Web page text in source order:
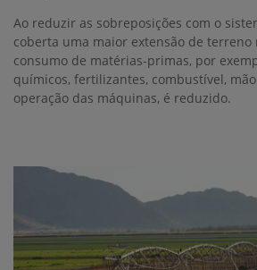
Ao reduzir as sobreposições com o
coberta uma maior extensão de terreno
consumo de matérias-primas, por
químicos, fertilizantes, combustível,
operação das máquinas, é reduzido.